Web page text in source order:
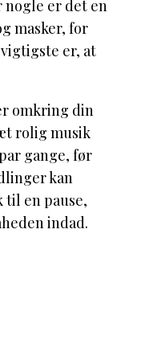
nogle er det en
masker, for
er, at
omkring din
rolig musik
gange, før
kan
til en pause,
indad.